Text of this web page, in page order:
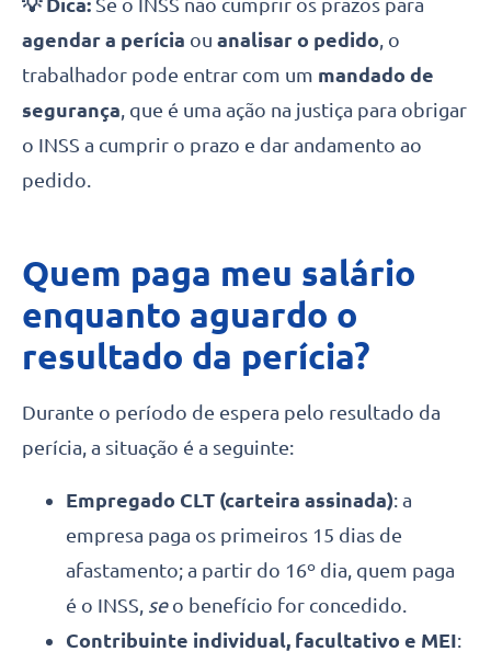
💡 Dica: Se o INSS não cumprir os prazos para
agendar a perícia ou analisar o pedido, o
trabalhador pode entrar com um mandado de
segurança, que é uma ação na justiça para obrigar
o INSS a cumprir o prazo e dar andamento ao
pedido.
Quem paga meu salário
enquanto aguardo o
resultado da perícia?
Durante o período de espera pelo resultado da
perícia, a situação é a seguinte:
Empregado CLT (carteira assinada): a
empresa paga os primeiros 15 dias de
afastamento; a partir do 16º dia, quem paga
é o INSS, seo benefício for concedido.
Contribuinte individual, facultativo e MEI: